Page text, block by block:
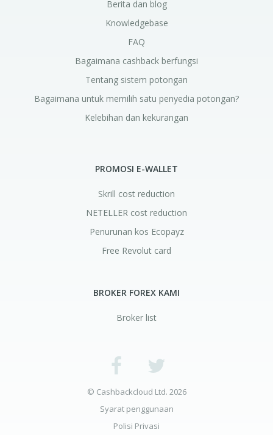
Berita dan blog
Knowledgebase
FAQ
Bagaimana cashback berfungsi
Tentang sistem potongan
Bagaimana untuk memilih satu penyedia potongan?
Kelebihan dan kekurangan
PROMOSI E-WALLET
Skrill cost reduction
NETELLER cost reduction
Penurunan kos Ecopayz
Free Revolut card
BROKER FOREX KAMI
Broker list
© Cashbackcloud Ltd. 2026
Syarat penggunaan
Polisi Privasi